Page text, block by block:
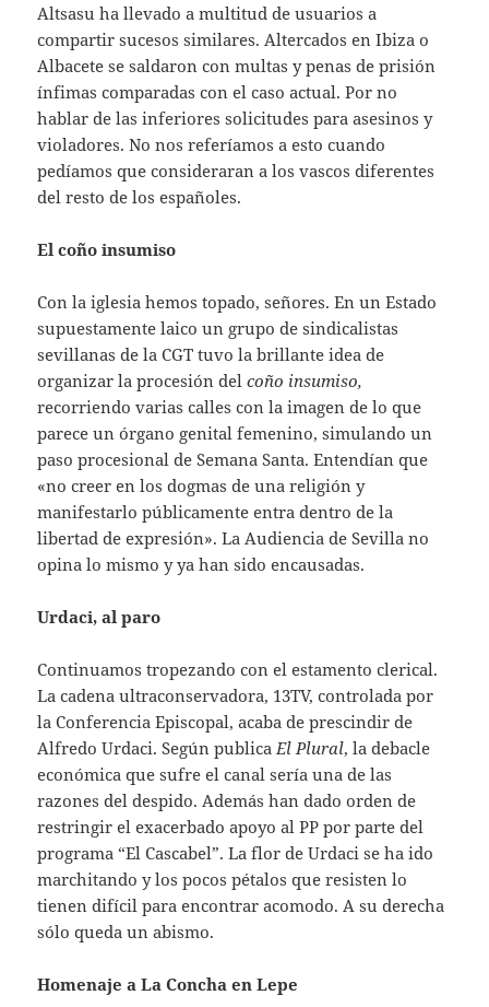
Altsasu ha llevado a multitud de usuarios a
compartir sucesos similares. Altercados en Ibiza o
Albacete se saldaron con multas y penas de prisión
ínfimas comparadas con el caso actual. Por no
hablar de las inferiores solicitudes para asesinos y
violadores. No nos referíamos a esto cuando
pedíamos que consideraran a los vascos diferentes
del resto de los españoles.
El coño insumiso
Con la iglesia hemos topado, señores. En un Estado
supuestamente laico un grupo de sindicalistas
sevillanas de la CGT tuvo la brillante idea de
organizar la procesión delcoño insumiso,
recorriendo varias calles con la imagen de lo que
parece un órgano genital femenino, simulando un
paso procesional de Semana Santa. Entendían que
«no creer en los dogmas de una religión y
manifestarlo públicamente entra dentro de la
libertad de expresión». La Audiencia de Sevilla no
opina lo mismo y ya han sido encausadas.
Urdaci, al paro
Continuamos tropezando con el estamento clerical.
La cadena ultraconservadora, 13TV, controlada por
la Conferencia Episcopal, acaba de prescindir de
Alfredo Urdaci. Según publica El Plural, la debacle
económica que sufre el canal sería una de las
razones del despido. Además han dado orden de
restringir el exacerbado apoyo al PP por parte del
programa “El Cascabel”. La flor de Urdaci se ha ido
marchitando y los pocos pétalos que resisten lo
tienen difícil para encontrar acomodo. A su derecha
sólo queda un abismo.
Homenaje a La Concha en Lepe